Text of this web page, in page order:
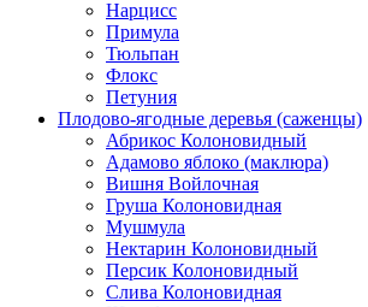
Нарцисс
Примула
Тюльпан
Флокс
Петуния
Плодово-ягодные деревья (саженцы)
Абрикос Колоновидный
Адамово яблоко (маклюра)
Вишня Войлочная
Груша Колоновидная
Мушмула
Нектарин Колоновидный
Персик Колоновидный
Слива Колоновидная